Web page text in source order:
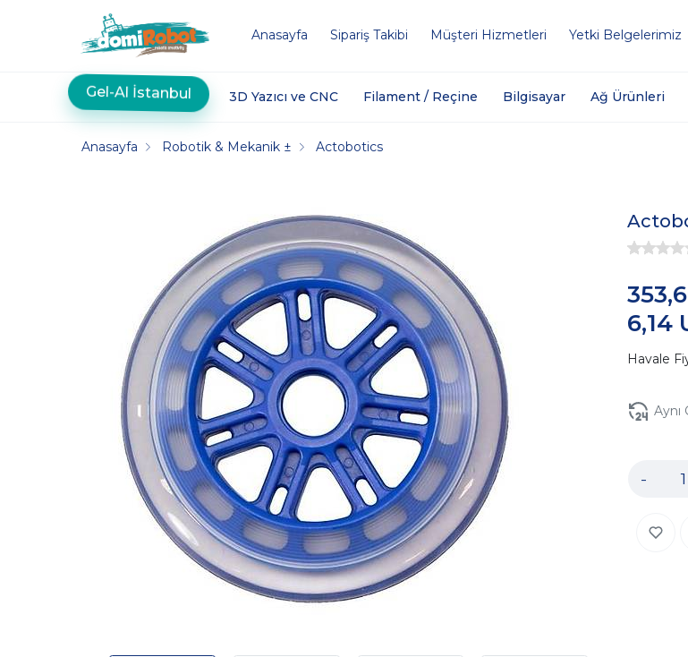
Anasayfa Sipariş Takibi Müşteri Hizmetleri Yetki Belgelerimiz
Gel-Al İstanbul 3D Yazıcı ve CNC Filament / Reçine Bilgisayar Ağ Ürünleri
Anasayfa Robotik & Mekanik ± Actobotics
6,14
Havale
Aynı
-